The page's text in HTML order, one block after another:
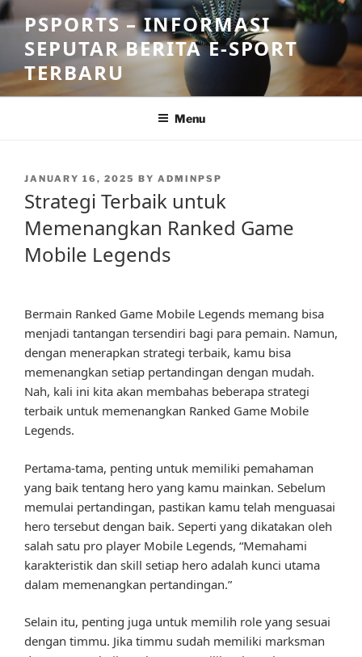
Skip
to
content
PSPORTS – INFORMASI
SEPUTAR BERITA E-SPORT
TERBARU
Menu
POSTED
JANUARY 16, 2025 BY ADMINPSP
Strategi Terbaik untuk
Memenangkan Ranked Game
Mobile Legends
Bermain Ranked Game Mobile Legends memang bisa
menjadi tantangan tersendiri bagi para pemain. Namun,
dengan menerapkan strategi terbaik, kamu bisa
memenangkan setiap pertandingan dengan mudah.
Nah, kali ini kita akan membahas beberapa strategi
terbaik untuk memenangkan Ranked Game Mobile
Legends.
Pertama-tama, penting untuk memiliki pemahaman
yang baik tentang hero yang kamu mainkan. Sebelum
memulai pertandingan, pastikan kamu telah menguasai
hero tersebut dengan baik. Seperti yang dikatakan oleh
salah satu pro player Mobile Legends, “Memahami
karakteristik dan skill setiap hero adalah kunci utama
dalam memenangkan pertandingan.”
Selain itu, penting juga untuk memilih role yang sesuai
dengan timmu. Jika timmu sudah memiliki marksman